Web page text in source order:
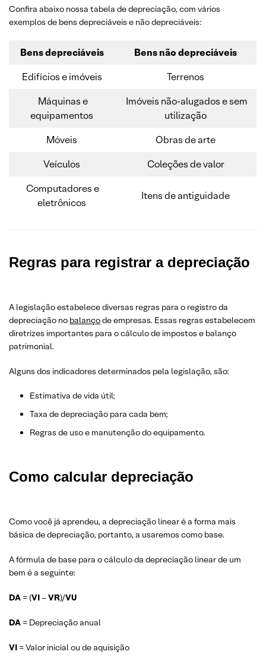
Confira abaixo nossa tabela de depreciação, com vários
exemplos de bens depreciáveis e não depreciáveis:
Bens depreciáveis
Bens não depreciáveis
Edifícios e imóveis
Terrenos
Máquinas e
equipamentos
Imóveis não-alugados e sem
utilização
Móveis
Obras de arte
Veículos
Coleções de valor
Computadores e
eletrônicos
Itens de antiguidade
Regras para registrar a depreciação
A legislação estabelece diversas regras para o registro da
depreciação no balançode empresas. Essas regras estabelecem
diretrizes importantes para o cálculo de impostos e balanço
patrimonial.
Alguns dos indicadores determinados pela legislação, são:
Estimativa de vida útil;
Taxa de depreciação para cada bem;
Regras de uso e manutenção do equipamento.
Como calcular depreciação
Como você já aprendeu, a depreciação linear é a forma mais
básica de depreciação, portanto, a usaremos como base.
A fórmula de base para o cálculo da depreciação linear de um
bem é a seguinte:
DA = (VI –VR)/VU
DA = Depreciação anual
VI = Valor inicial ou de aquisição